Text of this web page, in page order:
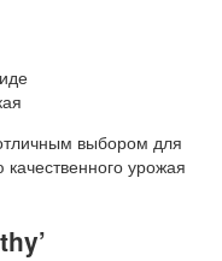
выбором для
урожая